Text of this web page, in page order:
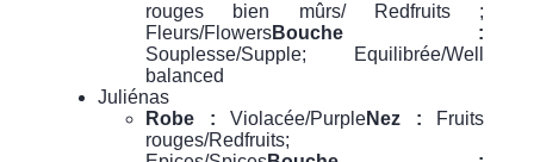
rouges bien mûrs/ Redfruits ;
Fleurs/FlowersBouche :
Souplesse/Supple; Equilibrée/Well
balanced
Juliénas
Robe : Violacée/PurpleNez : Fruits
rouges/Redfruits;